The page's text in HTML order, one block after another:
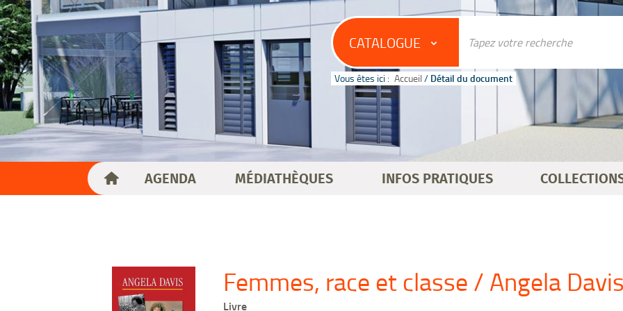
CATALOGUE
Vous êtes ici : Accueil / Détail du document
AGENDA MÉDIATHÈQUES INFOS PRATIQUES
Femmes, race et classe / Angela Davis
Livre